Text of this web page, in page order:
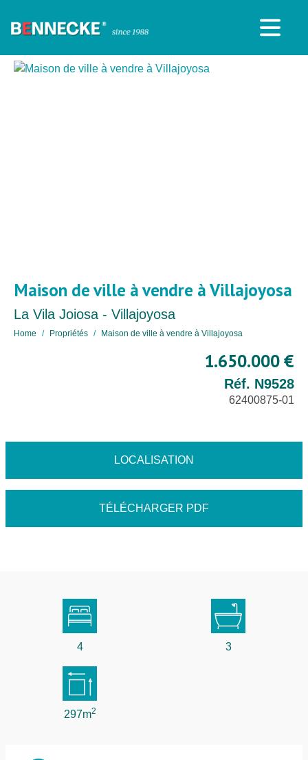
Maison de ville à vendre à Villajoyosa
La Vila Joiosa - Villajoyosa
Home Propriétés Maison de ville à vendre à Villajoyosa
1.650.000 €
Réf. N9528
62400875-01
LOCALISATION
TÉLÉCHARGER PDF
4 3
297m2